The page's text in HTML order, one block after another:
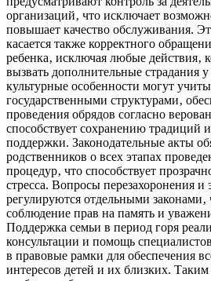
организаций‚ что исключает
повышает качество обслуживания.
касается также корректного
ребенка‚ исключая любые действия‚
вызвать дополнительные страдания
культурные особенности могут
государственными структурами‚
проведения обрядов согласно
способствует сохранению традиций
поддержки. Законодательные акты
родственников о всех этапах
процедур‚ что способствует
стресса. Вопросы перезахоронения и
регулируются отдельными законами‚
соблюдение прав на память и
Поддержка семьи в период горя
консультации и помощь
в правовые рамки для обеспечения
интересов детей и их близких. Таким